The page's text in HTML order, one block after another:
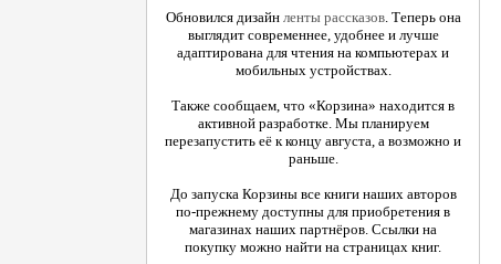
Обновился дизайн ленты рассказов. Теперь она
выглядит современнее, удобнее и лучше
адаптирована для чтения на компьютерах и
мобильных устройствах.
Также сообщаем, что «Корзина» находится в
активной разработке. Мы планируем
перезапустить её к концу августа, а возможно и
раньше.
До запуска Корзины все книги наших авторов
по-прежнему доступны для приобретения в
магазинах наших партнёров. Ссылки на
покупку можно найти на страницах книг.